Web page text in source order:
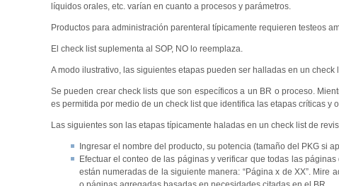
líquidos orales, etc. varían en cuanto a procesos y parámetros.
Productos para administración parenteral típicamente requieren testeos
El check list suplementa al SOP, NO lo reemplaza.
A modo ilustrativo, las siguientes etapas pueden ser halladas en un
Se pueden crear check lists que son específicos a un BR o proceso.
es permitida por medio de un check list que identifica las etapas críticas
Las siguientes son las etapas típicamente haladas en un check list de
Ingresar el nombre del producto, su potencia (tamaño del PKG si
Efectuar el conteo de las páginas y verificar que todas las
están numeradas de la siguiente manera: “Página x de XX”.